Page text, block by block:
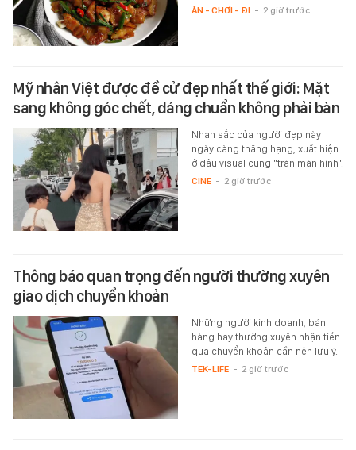
ĂN - CHƠI - ĐI - 2 giờ trước
Mỹ nhân Việt được đề cử đẹp nhất thế giới: Mặt
sang không góc chết, dáng chuẩn không phải bàn
Nhan sắc của người đẹp này
ngày càng thăng hạng, xuất hiện
ở đâu visual cũng "tràn màn hình".
CINE - 2 giờ trước
Thông báo quan trọng đến người thường xuyên
giao dịch chuyển khoản
Những người kinh doanh, bán
hàng hay thường xuyên nhận tiền
qua chuyển khoản cần nên lưu ý.
TEK-LIFE - 2 giờ trước